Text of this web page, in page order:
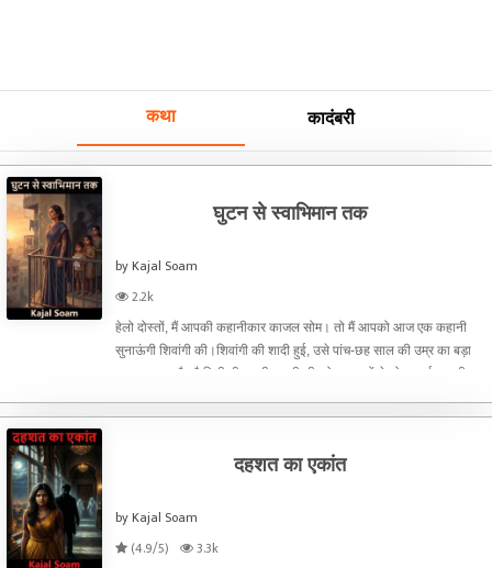
कथा कादंबरी
घुटन से स्वाभिमान तक
by Kajal Soam
2.2k
हेलो दोस्तों, मैं आपकी कहानीकार काजल सोम। तो मैं आपको आज एक कहानी
सुनाऊंगी शिवांगी की।शिवांगी की शादी हुई, उसे पांच-छह साल की उम्र का बड़ा
लड़का था। और फैमिली भी काफी अच्छी थी, तो घर वालों ने सोचा भाई लड़की
दहशत का एकांत
by Kajal Soam
(4.9/5)
3.3k